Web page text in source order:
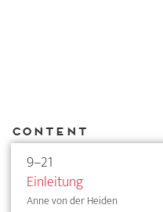
Content
9–21
Einleitung
Anne von der Heiden